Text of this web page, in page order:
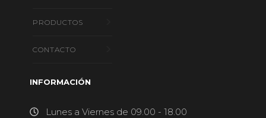
PRODUCTOS
CONTACTO
INFORMACIÓN
Lunes a Viernes de 09.00 - 18.00